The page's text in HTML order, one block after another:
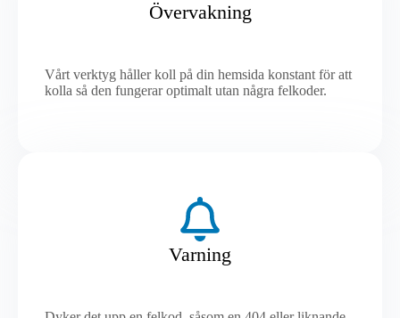
Övervakning
Vårt verktyg håller koll på din hemsida konstant för att
kolla så den fungerar optimalt utan några felkoder.
Varning